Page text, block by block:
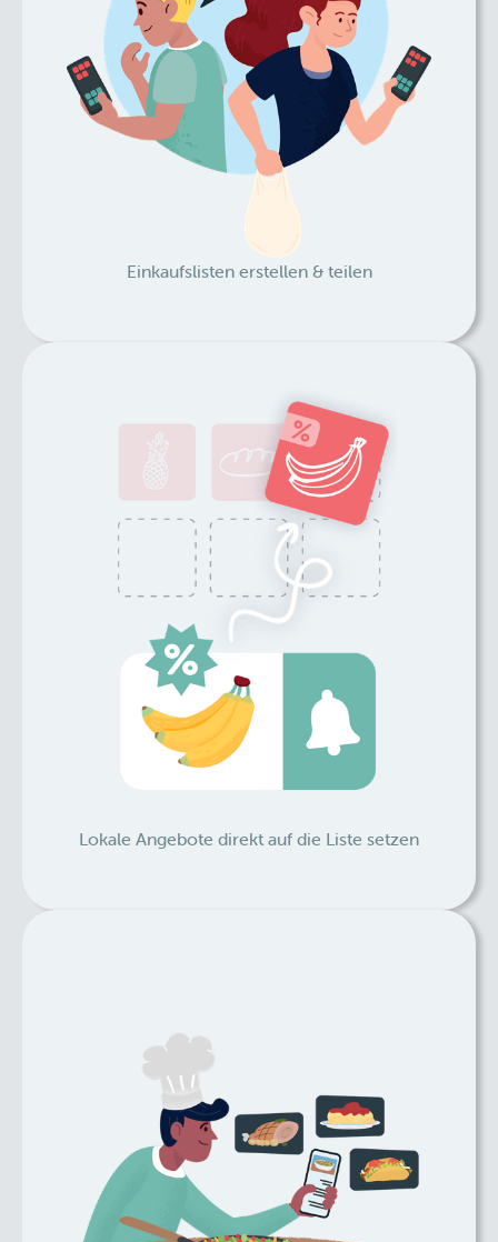
Einkaufslisten erstellen & teilen
Lokale Angebote direkt auf die Liste setzen